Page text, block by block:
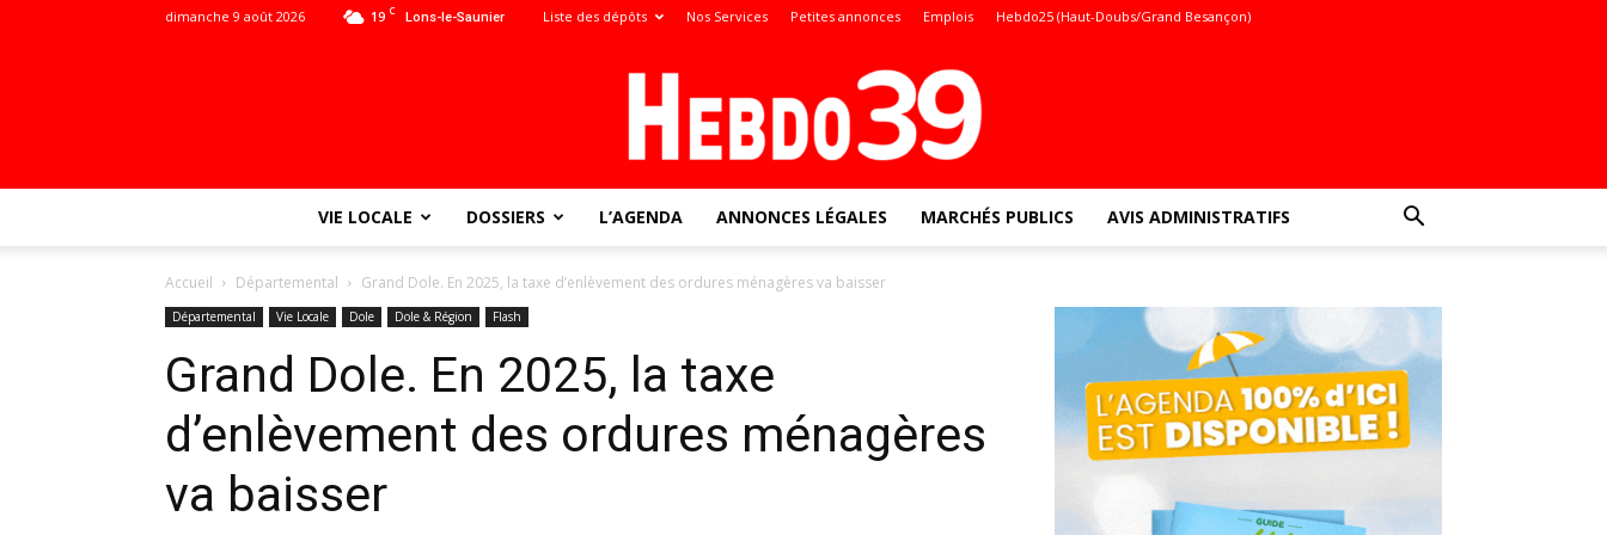
19 C Lons-le-Saunier
dimanche 9 août 2026 Liste des dépôts Nos Services Petites annonces Emplois Hebdo25 (Haut-Doubs/Grand Besançon)
VIE LOCALE DOSSIERS L’AGENDA ANNONCES LÉGALES MARCHÉS PUBLICS AVIS ADMINISTRATIFS
Accueil Départemental Grand Dole. En 2025, la taxe d’enlèvement des ordures ménagères va baisser
Départemental Vie Locale Dole Dole & Région Flash
Grand Dole. En 2025, la taxe
d’enlèvement des ordures ménagères
va baisser